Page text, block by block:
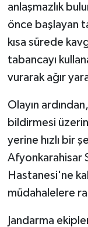
anlaşmazlık
önce başlayan
kısa sürede
tabancayı
vurarak ağır
Olayın
bildirmesi
yerine hızlı bir
Afyonkarahisar
Hastanesi'ne
müdahalelere
Jandarma